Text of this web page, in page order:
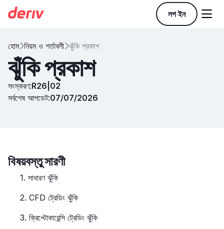
লগ ইন 
হোমনিয়ম ও শর্তাবলীঝুঁকি প্রকাশ
ঝুঁকি প্রকাশ
সংস্করণ:R26|02
সর্বশেষ আপডেট:07/07/2026
বিষয়বস্তু সারণী
1. সাধারণ ঝুঁকি‍
2. CFD ট্রেডিং ঝুঁকি‍
3. ক্রিপ্টোকারেন্সি ট্রেডিং ঝুঁকি‍